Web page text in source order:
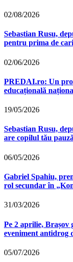
02/08/2026
Sebastian Rusu,
pentru prima de
02/06/2026
PREDAI.ro: Un
educațională
19/05/2026
Sebastian Rusu,
are copilul tău
06/05/2026
Gabriel Spahiu,
rol secundar în
31/03/2026
Pe 2 aprilie, Brașov
eveniment antidrog
05/07/2026